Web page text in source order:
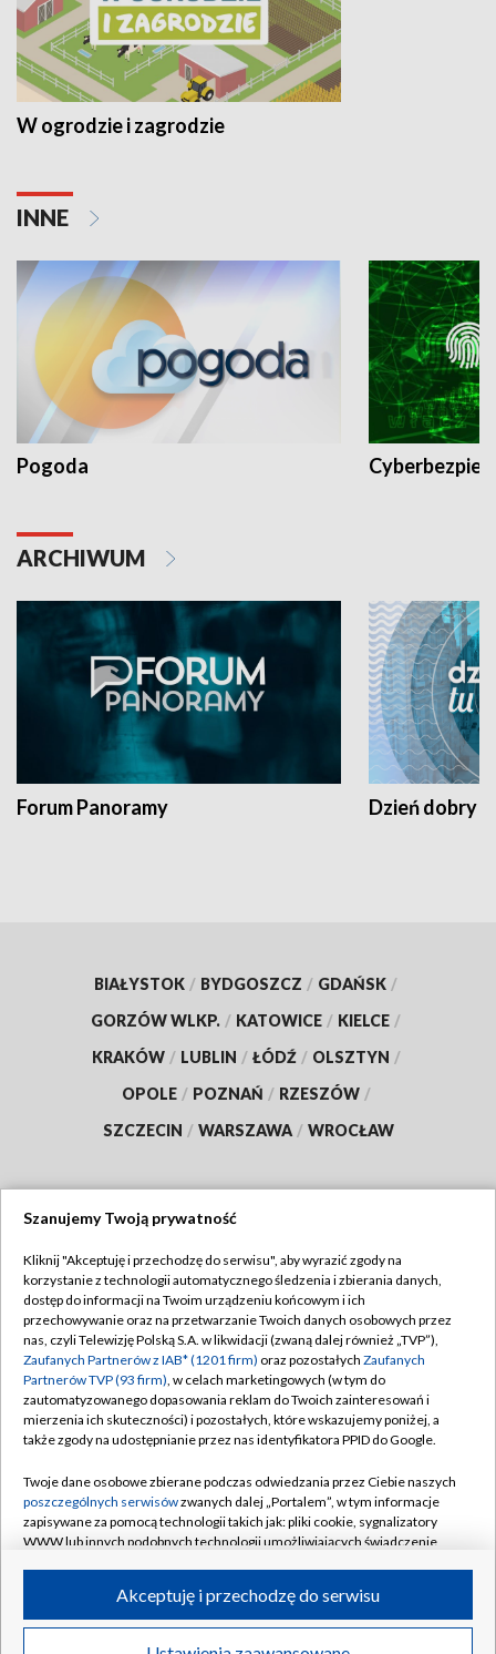
W ogrodzie i zagrodzie
INNE
Pogoda
ARCHIWUM
Forum Panoramy Dzień dobry
BIAŁYSTOK / BYDGOSZCZ / GDAŃSK /
GORZÓW WLKP. / KATOWICE / KIELCE /
KRAKÓW / LUBLIN / ŁÓDŹ / OLSZTYN /
OPOLE / POZNAŃ / RZESZÓW /
SZCZECIN / WARSZAWA / WROCŁAW
TVP
Abonament TVP
Emisja w TVP
Centrum informacji TVP
Naziemna Telewizja Cyfrowa
Rada Programowa
System NOS
Informacje o nadawcy
Program dla prasy
Regulamin TVP
Polityka prywatności
Moje zgody
Pomoc
Kontakt
Kanały
©2026 Telewizja Polska S.A. w likwidacji
Szanujemy Twoją prywatność
Kliknij "Akceptuję i przechodzę do serwisu", aby wyrazić zgody na
korzystanie z technologii automatycznego śledzenia i zbierania danych,
dostęp do informacji na Twoim urządzeniu końcowym i ich
przechowywanie oraz na przetwarzanie Twoich danych osobowych przez
nas, czyli Telewizję Polską S.A. w likwidacji (zwaną dalej również „TVP”),
Zaufanych Partnerów z IAB* (1201 firm) oraz pozostałych Zaufanych
Partnerów TVP (93 firm), w celach marketingowych (w tym do
zautomatyzowanego dopasowania reklam do Twoich zainteresowań i
mierzenia ich skuteczności) i pozostałych, które wskazujemy poniżej, a
także zgody na udostępnianie przez nas identyfikatora PPID do Google.
Twoje dane osobowe zbierane podczas odwiedzania przez Ciebie naszych
poszczególnych serwisówzwanych dalej „Portalem”, w tym informacje
zapisywane za pomocą technologii takich jak: pliki cookie, sygnalizatory
WWW lub innych podobnych technologii umożliwiających świadczenie
ruchu w Internecie.
Twoje dane osobowe zbierane podczas odwiedzania przez Ciebie
Akceptuję i przechodzę do serwisu